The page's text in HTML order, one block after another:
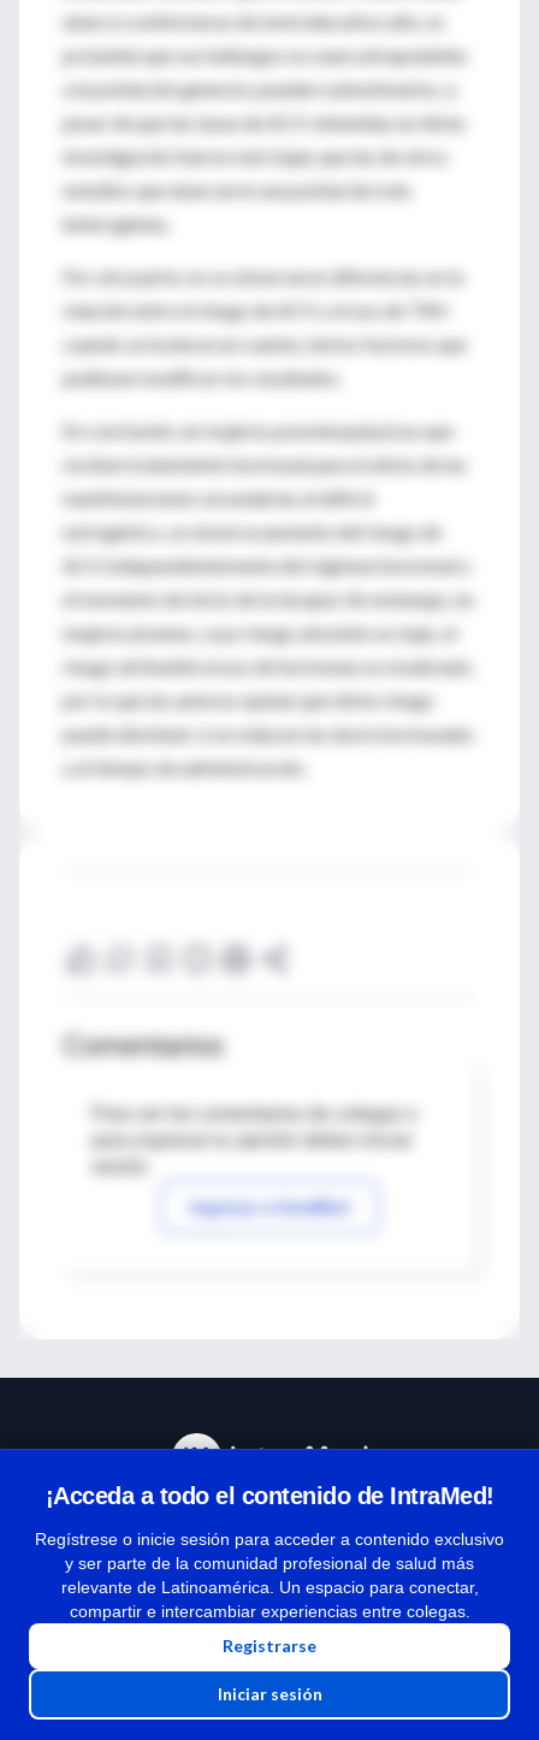
abarcó a enfermeras de nivel educativo alto, es
probable que sus hallazgos no sean extrapolables
a la población general y pueden subestimarlos, a
pesar de que las tasas de ACV obtenidas en dicha
investigación fueron más bajas que las de otros
estudios que abarcaron una población más
heterogénea.
Por otra parte, no se observaron diferencias en la
relación entre el riesgo de ACV y el uso de TRH
cuando se tuvieron en cuenta ciertos factores que
pudiesen modificar los resultados.
En conclusión, en mujeres posmenopáusicas que
reciben tratamiento hormonal para el alivio de las
manifestaciones secundarias al déficit
estrogénico, se observa aumento del riesgo de
ACV, independientemente del régimen hormonal y
el momento de inicio de la terapia. Sin embargo, en
mujeres jóvenes, cuyo riesgo absoluto es bajo, el
riesgo atribuible al uso de hormonas es moderado,
por lo que las autoras opinan que dicho riesgo
puede disminuir si se reducen las dosis hormonales
y el tiempo de administración.
Comentarios
Para ver los comentarios de colegas o
Ingresar a IntraMed
¡Acceda a todo el contenido de IntraMed!
Regístrese o inicie sesión para acceder a contenido exclusivo
y ser parte de la comunidad profesional de salud más
relevante de Latinoamérica. Un espacio para conectar,
compartir e intercambiar experiencias entre colegas.
Registrarse
Iniciar sesión
Términos y condiciones
| Políticas de privacidad
| Todos los derechos reservados | Copyright 1997-2026